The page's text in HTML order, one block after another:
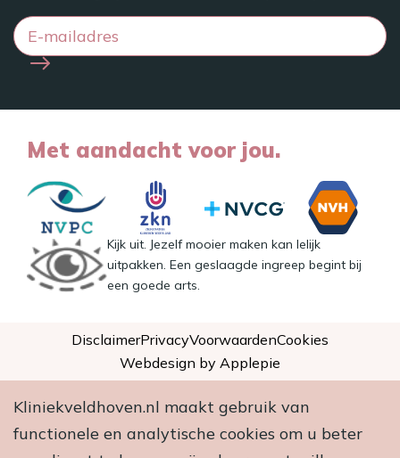
Met aandacht voor jou.
Kijk uit. Jezelf mooier maken kan lelijk
uitpakken. Een geslaagde ingreep begint bij
een goede arts.
DisclaimerPrivacyVoorwaardenCookies
Webdesign by Applepie
Kliniekveldhoven.nl maakt gebruik van
functionele en analytische cookies om u beter